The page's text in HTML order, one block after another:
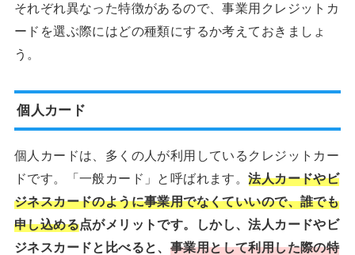
それぞれ異なった特徴があるので、事業用クレジットカ
ードを選ぶ際にはどの種類にするか考えておきましょ
う。
個人カード
個人カードは、多くの人が利用しているクレジットカー
ドです。「一般カード」と呼ばれます。法人カードやビ
ジネスカードのように事業用でなくていいので、誰でも
申し込める点がメリットです。しかし、法人カードやビ
ジネスカードと比べると、 事業用として利用した際の特